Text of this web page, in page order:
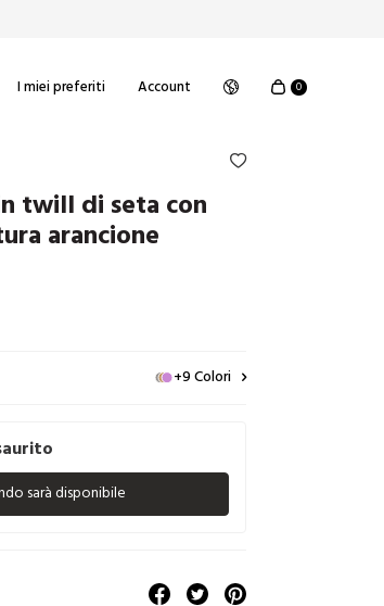
I miei preferiti Account 0
twill di seta con
arancione
+9 Colori
sarà disponibile